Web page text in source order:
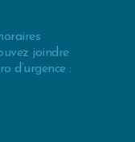
joindre
d’urgence :